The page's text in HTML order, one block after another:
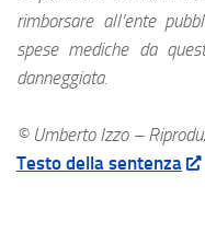
rimborsare all’ente
spese mediche da
danneggiata.
© Umberto Izzo –
Testo della sentenza